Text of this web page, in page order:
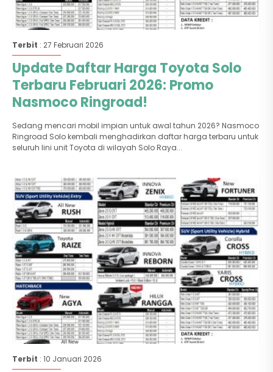
Terbit : 27 Februari 2026
Update Daftar Harga Toyota Solo
Terbaru Februari 2026: Promo
Nasmoco Ringroad!
Sedang mencari mobil impian untuk awal tahun 2026? Nasmoco
Ringroad Solo kembali menghadirkan daftar harga terbaru untuk
seluruh lini unit Toyota di wilayah Solo Raya...
Terbit : 10 Januari 2026